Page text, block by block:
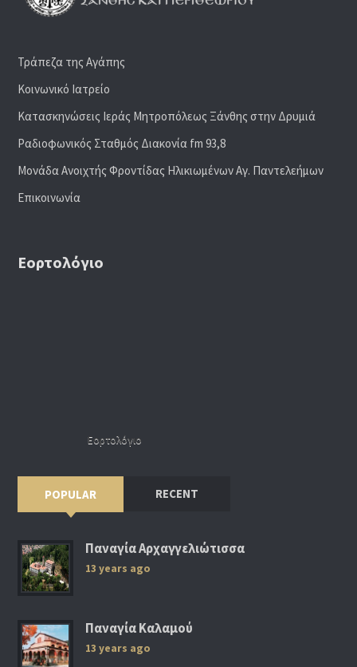
Τράπεζα της Αγάπης
Κοινωνικό Ιατρείο
Κατασκηνώσεις Ιεράς Μητροπόλεως Ξάνθης στην Δρυμιά
Ραδιoφωνικός Σταθμός Διακονία fm 93,8
Μονάδα Ανοιχτής Φροντίδας Ηλικιωμένων Αγ. Παντελεήμων
Επικοινωνία
Εορτολόγιο
Εορτολόγιο
POPULAR RECENT
Παναγία Αρχαγγελιώτισσα
13 years ago
Παναγία Καλαμού
13 years ago